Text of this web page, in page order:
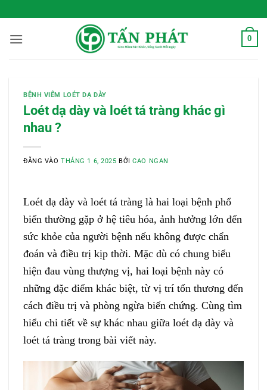
qua
nội
0
BỆNH VIÊM LOÉT DẠ DÀY
Loét dạ dày và loét tá tràng khác gì
nhau ?
ĐĂNG VÀOTHÁNG 1 6, 2025 BỞICAO NGAN
Loét dạ dày và loét tá tràng là hai loại bệnh phổ
biến thường gặp ở hệ tiêu hóa, ảnh hưởng lớn đến
sức khỏe của người bệnh nếu không được chẩn
đoán và điều trị kịp thời. Mặc dù có chung biểu
hiện đau vùng thượng vị, hai loại bệnh này có
những đặc điểm khác biệt, từ vị trí tổn thương đến
cách điều trị và phòng ngừa biến chứng. Cùng tìm
hiểu chi tiết về sự khác nhau giữa loét dạ dày và
loét tá tràng trong bài viết này.